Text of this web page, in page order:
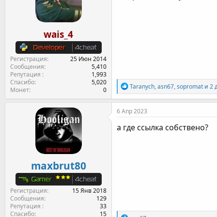
wais_4
Регистрация
25 Июн 2014
Сообщения
5,410
Репутация
1,993
Спасибо
5,020
Монет
0
Р
е
а
к
ц
и
и
Taranych,asn67,sopromat и 2
maxbrut80
Регистрация
15 Янв 2018
Сообщения
129
Репутация
33
Спасибо
15
6 Апр 2023
а где ссылка собствено?